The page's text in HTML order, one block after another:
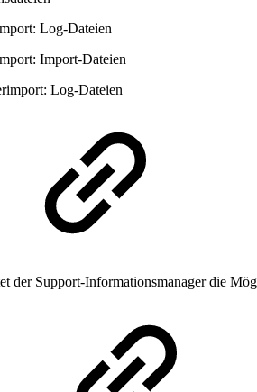
Log-Dateien
Import-Dateien
Log-Dateien
der Support-Informationsmanager die